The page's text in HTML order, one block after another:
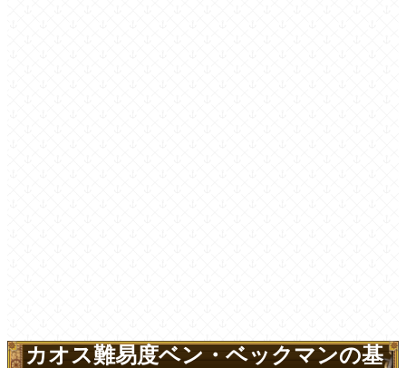
カオス難易度ベン・ベックマンの基